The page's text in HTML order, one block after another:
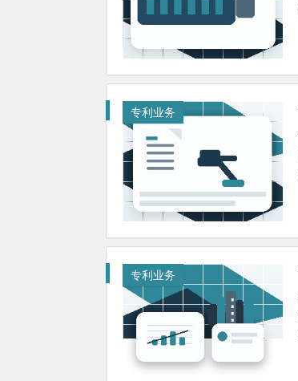
专利业务
专利业务